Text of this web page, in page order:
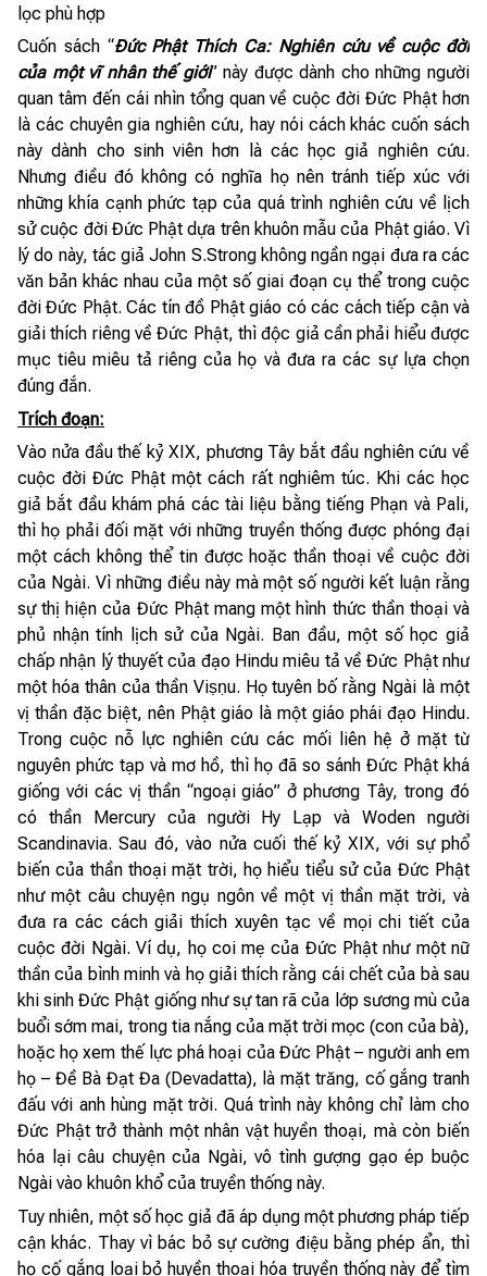
lọc phù hợp
Cuốn sách “Đức Phật Thích Ca: Nghiên cứu về cuộc đời
của một vĩ nhân thế giới” này được dành cho những người
quan tâm đến cái nhìn tổng quan về cuộc đời Đức Phật hơn
là các chuyên gia nghiên cứu, hay nói cách khác cuốn sách
này dành cho sinh viên hơn là các học giả nghiên cứu.
Nhưng điều đó không có nghĩa họ nên tránh tiếp xúc với
những khía cạnh phức tạp của quá trình nghiên cứu về lịch
sử cuộc đời Đức Phật dựa trên khuôn mẫu của Phật giáo. Vì
lý do này, tác giả John S.Strong không ngần ngại đưa ra các
văn bản khác nhau của một số giai đoạn cụ thể trong cuộc
đời Đức Phật. Các tín đồ Phật giáo có các cách tiếp cận và
giải thích riêng về Đức Phật, thì độc giả cần phải hiểu được
mục tiêu miêu tả riêng của họ và đưa ra các sự lựa chọn
đúng đắn.
Trích đoạn:
Vào nửa đầu thế kỷ XIX, phương Tây bắt đầu nghiên cứu về
cuộc đời Đức Phật một cách rất nghiêm túc. Khi các học
giả bắt đầu khám phá các tài liệu bằng tiếng Phạn và Pali,
thì họ phải đối mặt với những truyền thống được phóng đại
một cách không thể tin được hoặc thần thoại về cuộc đời
của Ngài. Vì những điều này mà một số người kết luận rằng
sự thị hiện của Đức Phật mang một hình thức thần thoại và
phủ nhận tính lịch sử của Ngài. Ban đầu, một số học giả
chấp nhận lý thuyết của đạo Hindu miêu tả về Đức Phật như
một hóa thân của thần Viṣṇu. Họ tuyên bố rằng Ngài là một
vị thần đặc biệt, nên Phật giáo là một giáo phái đạo Hindu.
Trong cuộc nỗ lực nghiên cứu các mối liên hệ ở mặt từ
nguyên phức tạp và mơ hồ, thì họ đã so sánh Đức Phật khá
giống với các vị thần “ngoại giáo” ở phương Tây, trong đó
có thần Mercury của người Hy Lạp và Woden người
Scandinavia. Sau đó, vào nửa cuối thế kỷ XIX, với sự phổ
biến của thần thoại mặt trời, họ hiểu tiểu sử của Đức Phật
như một câu chuyện ngụ ngôn về một vị thần mặt trời, và
đưa ra các cách giải thích xuyên tạc về mọi chi tiết của
cuộc đời Ngài. Ví dụ, họ coi mẹ của Đức Phật như một nữ
thần của bình minh và họ giải thích rằng cái chết của bà sau
khi sinh Đức Phật giống như sự tan rã của lớp sương mù của
buổi sớm mai, trong tia nắng của mặt trời mọc (con của bà),
hoặc họ xem thế lực phá hoại của Đức Phật – người anh em
họ – Đề Bà Đạt Đa (Devadatta), là mặt trăng, cố gắng tranh
đấu với anh hùng mặt trời. Quá trình này không chỉ làm cho
Đức Phật trở thành một nhân vật huyền thoại, mà còn biến
hóa lại câu chuyện của Ngài, vô tình gượng gạo ép buộc
Ngài vào khuôn khổ của truyền thống này.
Tuy nhiên, một số học giả đã áp dụng một phương pháp tiếp
cận khác. Thay vì bác bỏ sự cường điệu bằng phép ẩn, thì
họ cố gắng loại bỏ huyền thoại hóa truyền thống này để tìm